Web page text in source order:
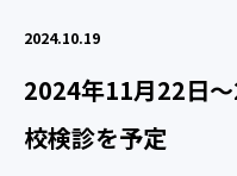
2024.10.19
2024年11月22日
校検診を予定